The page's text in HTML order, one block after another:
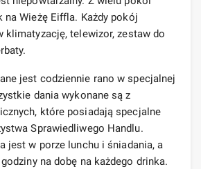
na Wieżę Eiffla. Każdy pokój
klimatyzację, telewizor, zestaw do
jest codziennie rano w specjalnej
dania wykonane są z
które posiadają specjalne
Sprawiedliwego Handlu.
jest w porze lunchu i śniadania, a
na dobę na każdego drinka.